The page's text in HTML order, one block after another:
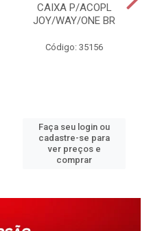
CAIXA P/ACOPL
JOY/WAY/ONE BR
Código: 35156
Faça seu login ou
cadastre-se para
ver preços e
comprar